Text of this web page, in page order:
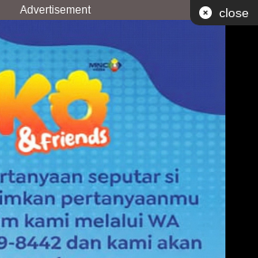
Advertisement close